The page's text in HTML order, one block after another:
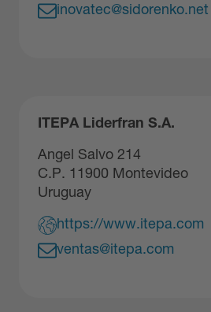
inovatec@sidorenko.net
ITEPA Liderfran S.A.
Angel Salvo 214
C.P. 11900 Montevideo
Uruguay
https://www.itepa.com
ventas@itepa.com